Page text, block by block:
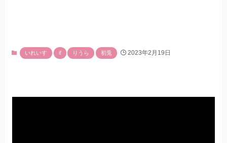
いれいす if りうら 初兎 2023年2月19日